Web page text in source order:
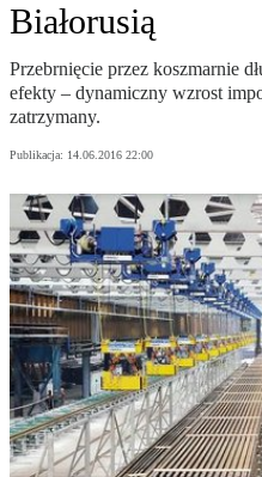
Białorusią
Przebrnięcie przez koszmarnie
efekty – dynamiczny wzrost
zatrzymany.
Publikacja: 14.06.2016 22:00